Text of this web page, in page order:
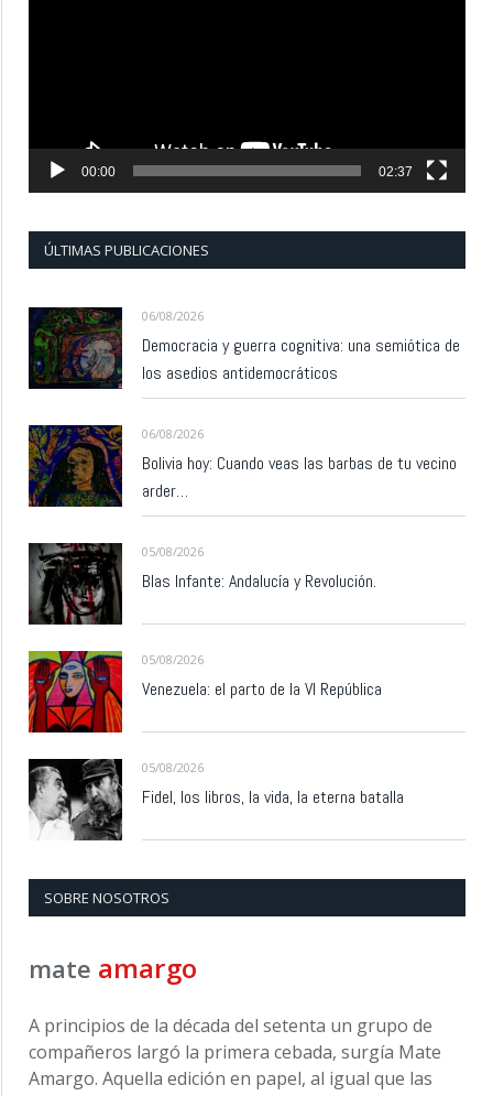
00:00 02:37
ÚLTIMAS PUBLICACIONES
06/08/2026
Democracia y guerra cognitiva: una semiótica de
los asedios antidemocráticos
06/08/2026
Bolivia hoy: Cuando veas las barbas de tu vecino
arder…
05/08/2026
Blas Infante: Andalucía y Revolución.
05/08/2026
Venezuela: el parto de la VI República
05/08/2026
Fidel, los libros, la vida, la eterna batalla
SOBRE NOSOTROS
mate amargo
A principios de la década del setenta un grupo de
compañeros largó la primera cebada, surgía Mate
Amargo. Aquella edición en papel, al igual que las